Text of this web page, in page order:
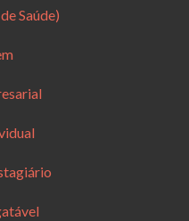
Saúde)